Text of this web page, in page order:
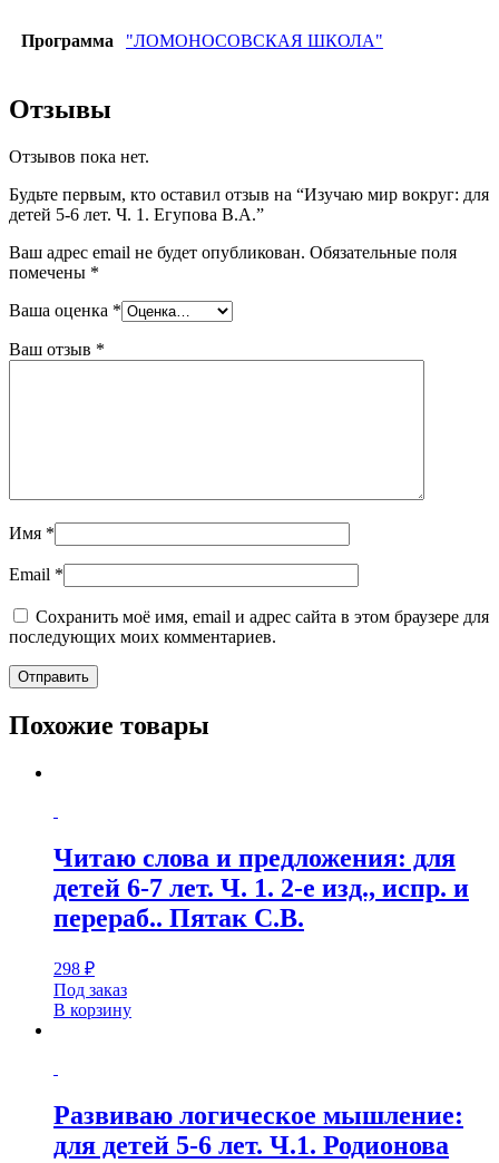
Программа "ЛОМОНОСОВСКАЯ ШКОЛА"
Отзывы
Отзывов пока нет.
Будьте первым, кто оставил отзыв на “Изучаю мир вокруг: для
детей 5-6 лет. Ч. 1. Егупова В.А.”
Ваш адрес email не будет опубликован. Обязательные поля
помечены *
Ваша оценка *
Ваш отзыв *
Имя *
Email *
Сохранить моё имя, email и адрес сайта в этом браузере для
последующих моих комментариев.
Похожие товары
Читаю слова и предложения: для
детей 6-7 лет. Ч. 1. 2-е изд., испр. и
перераб.. Пятак С.В.
298 ₽
Под заказ
В корзину
Развиваю логическое мышление:
для детей 5-6 лет. Ч.1. Родионова